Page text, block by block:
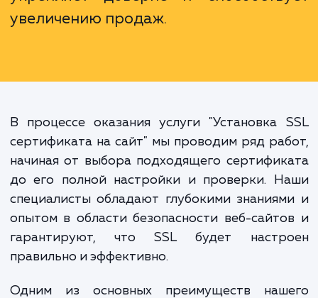
Установка SSL сертификата -
поисковой видимости и
привлекает больше
укрепляет доверие и
увеличению продаж.